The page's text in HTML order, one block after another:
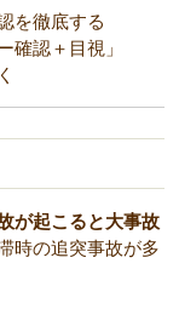
を徹底する
確認＋目視」
が起こると大事故
時の追突事故が多